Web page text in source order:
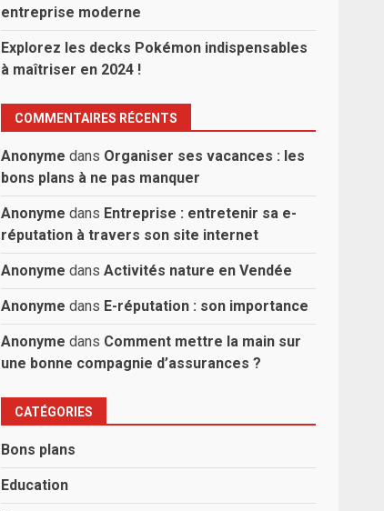
entreprise moderne
Explorez les decks Pokémon indispensables
à maîtriser en 2024 !
COMMENTAIRES RÉCENTS
Anonyme dans Organiser ses vacances : les
bons plans à ne pas manquer
Anonyme dans Entreprise : entretenir sa e-
réputation à travers son site internet
Anonyme dansActivités nature en Vendée
Anonyme dans E-réputation : son importance
Anonyme dans Comment mettre la main sur
une bonne compagnie d’assurances ?
CATÉGORIES
Bons plans
Education